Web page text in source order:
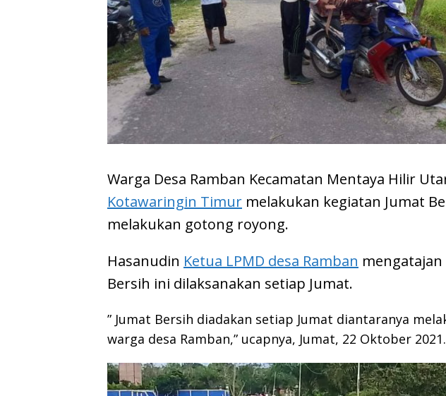
Warga Desa Ramban Kecamatan Mentaya Hilir
Kotawaringin Timur melakukan kegiatan Jumat
melakukan gotong royong.
Hasanudin Ketua LPMD desa Ramban
Bersih ini dilaksanakan setiap Jumat.
” Jumat Bersih diadakan setiap Jumat diantaranya
warga desa Ramban,” ucapnya, Jumat, 22 Oktober 2021.